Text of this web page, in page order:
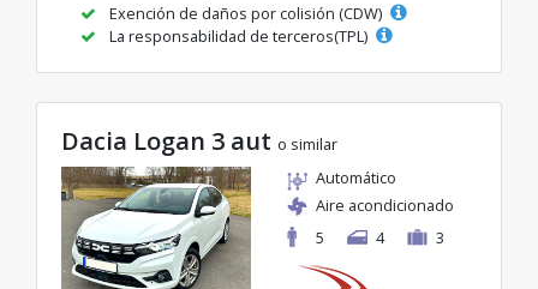
Exención de daños por colisión (CDW)
La responsabilidad de terceros(TPL)
Dacia Logan 3 aut o similar
Automático
Aire acondicionado
5
4 3